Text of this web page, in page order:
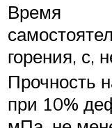
Время
горения, с,
Прочность
при 10%